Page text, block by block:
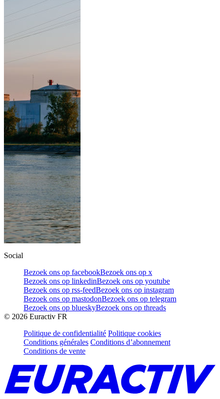
Social
Bezoek ons op facebookBezoek ons op x
Bezoek ons op linkedinBezoek ons op youtube
Bezoek ons op rss-feedBezoek ons op instagram
Bezoek ons op mastodonBezoek ons op telegram
Bezoek ons op blueskyBezoek ons op threads
© 2026 Euractiv FR
Politique de confidentialité Politique cookies
Conditions générales Conditions d’abonnement
Conditions de vente